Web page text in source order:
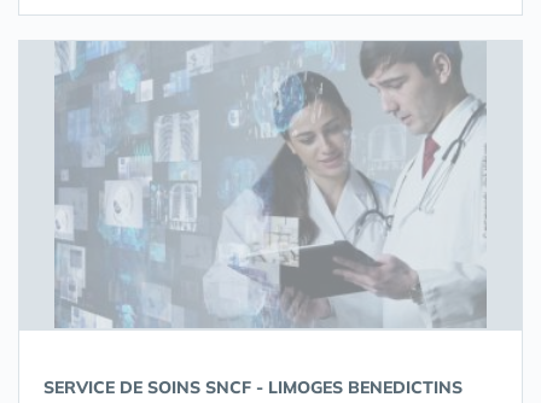
SERVICE DE SOINS SNCF - LIMOGES BENEDICTINS